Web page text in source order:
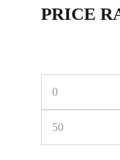
PRICE